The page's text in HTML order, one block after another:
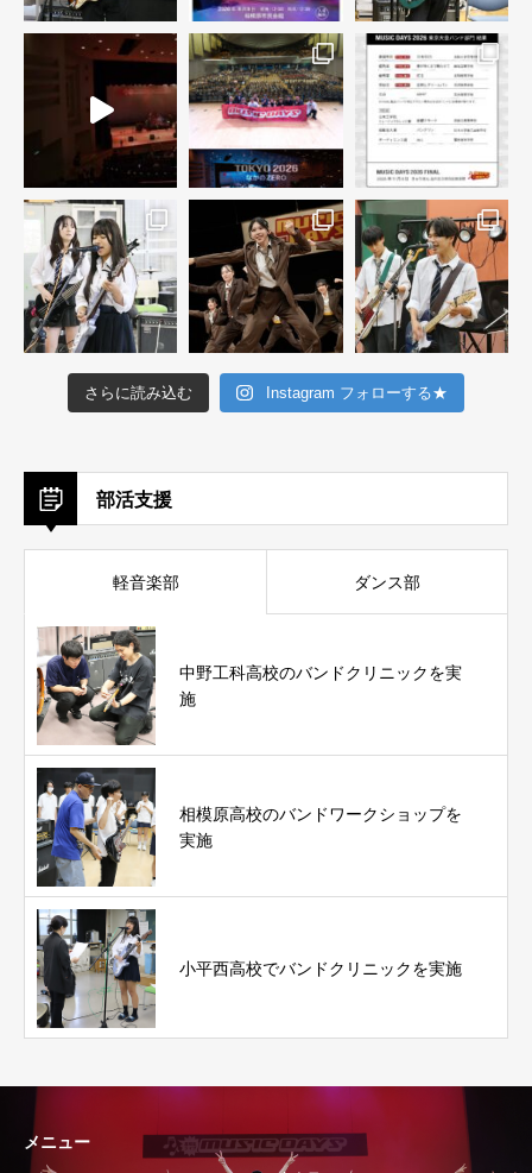
さらに読み込む Instagram フォローする★
部活支援
軽音楽部 ダンス部
中野工科高校のバンドクリニックを実
施
相模原高校のバンドワークショップを
実施
小平西高校でバンドクリニックを実施
メニュー